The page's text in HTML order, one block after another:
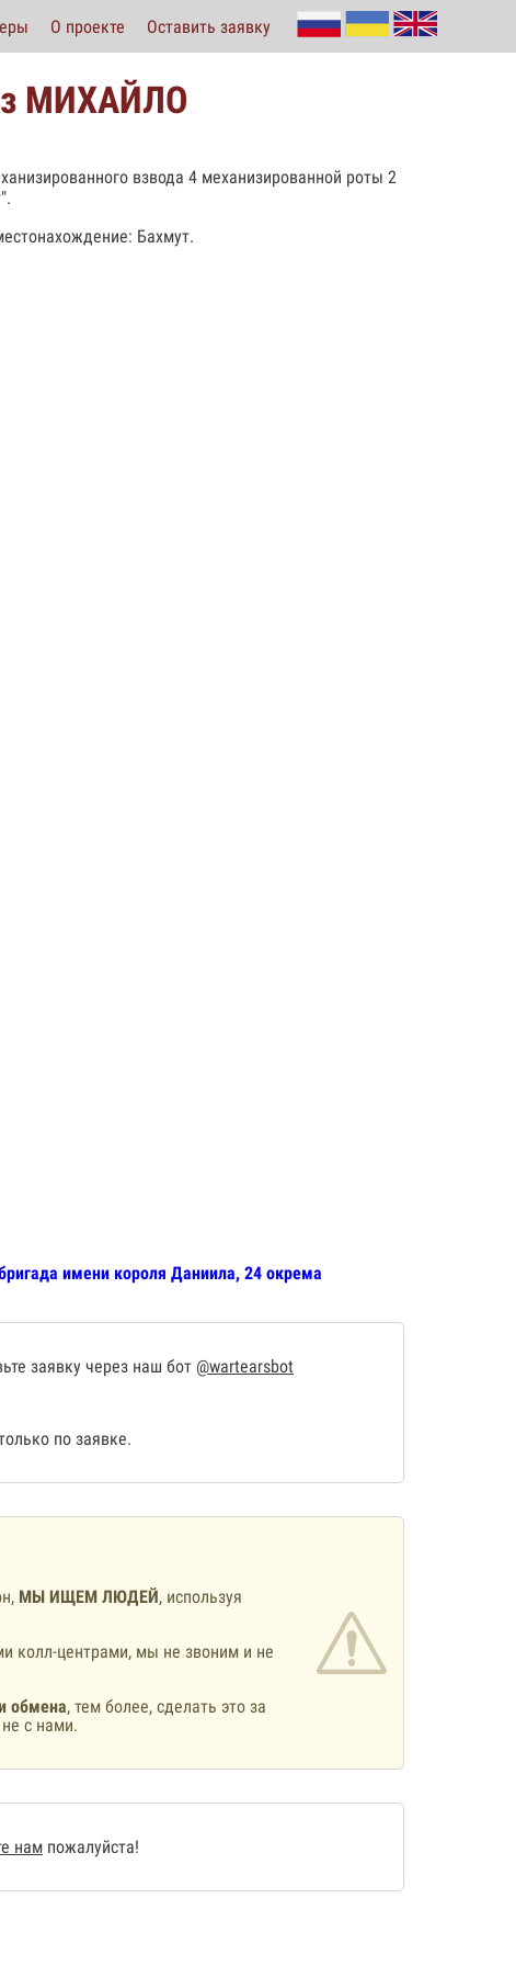
О проекте Оставить заявку
МИХАЙЛО
взвода 4 механизированной роты 2
Бахмут.
имени короля Даниила, 24 окрема
заявку через наш бот @wartearsbot
по заявке.
МЫ ИЩЕМ ЛЮДЕЙ, используя
колл-центрами, мы не звоним и не
обмена, тем более, сделать это за
с нами.
нам пожалуйста!